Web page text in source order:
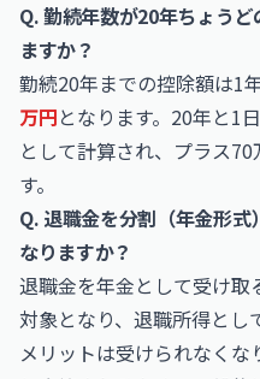
Q. 勤続年数が20年ちょう
ますか？
勤続20年までの控除額は1
万円となります。20年と1
として計算され、プラス70
す。
Q. 退職金を分割（年金形
なりますか？
退職金を年金として受け
対象となり、退職所得と
メリットは受けられなく